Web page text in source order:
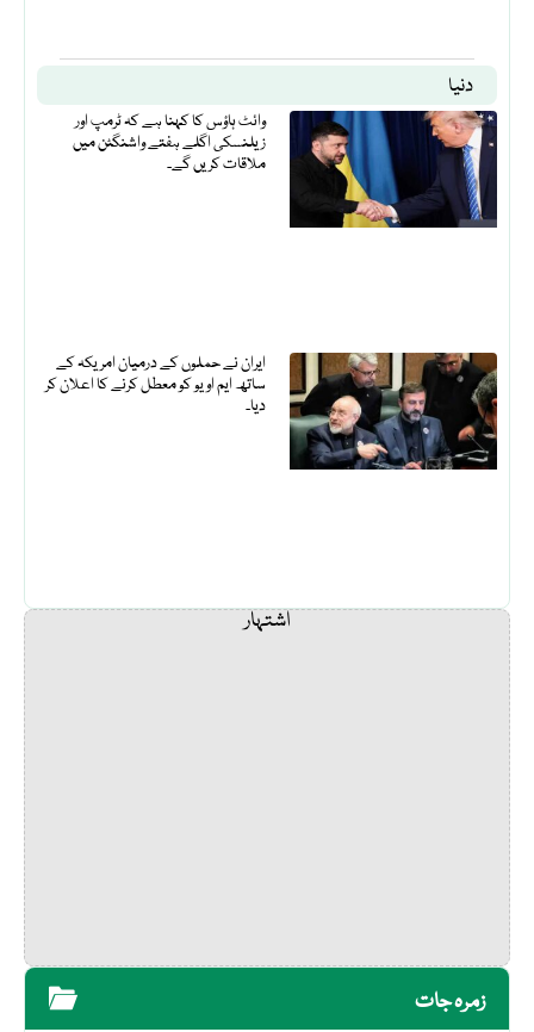
دنیا
وائٹ ہاؤس کا کہنا ہے کہ ٹرمپ اور
زیلنسکی اگلے ہفتے واشنگٹن میں
ملاقات کریں گے۔
ایران نے حملوں کے درمیان امریکہ کے
ساتھ ایم او یو کو معطل کرنے کا اعلان کر
دیا۔
اشتہار
زمرہ جات